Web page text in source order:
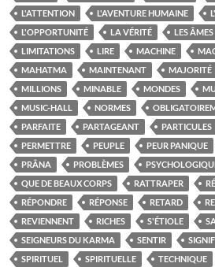
L'ATTENTION
L'AVENTURE HUMAINE
L'OPPORTUNITÉ
LA VÉRITÉ LES ÂMES
LIMITATIONS
LIRE MACHINE
MAHATMA
MAINTENANT MAJORITÉ
MILLIONS
MINABLE MONDES
MUSIC-HALL
NORMES
PARFAITE
PARTAGEANT PARTICULES
PERMETTRE
PEUPLE PEUR PANIQUE
PRÂNA
PROBLÈMES
QUE DE BEAUX CORPS
RATTRAPER
RÉPONDRE
RÉPONSE RETARD
REVIENNENT
RICHES S'ÉTIOLE
SEIGNEURS DU KARMA
SENTIR
SPIRITUEL
SPIRITUELLE TECHNIQUE